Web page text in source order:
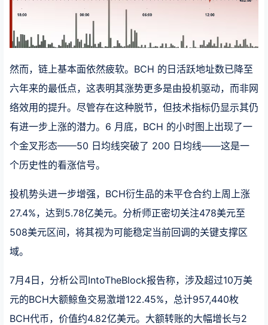
然而，链上基本面依然疲软。BCH 的日活跃地址数已降至
六年来的最低点，这表明其涨势更多是由投机驱动，而非网
络效用的提升。尽管存在这种脱节，但技术指标仍显示其仍
有进一步上涨的潜力。6 月底，BCH 的小时图上出现了一
个金叉形态——50 日均线突破了 200 日均线——这是一
个历史性的看涨信号。
投机势头进一步增强，BCH衍生品的未平仓合约上周上涨
27.4%，达到5.78亿美元。分析师正密切关注478美元至
508美元区间，将其视为可能稳定当前回调的关键支撑区
域。
7月4日，分析公司IntoTheBlock报告称，涉及超过10万美
元的BCH大额鲸鱼交易激增122.45%，总计957,440枚
BCH代币，价值约4.82亿美元。大额转账的大幅增长与2